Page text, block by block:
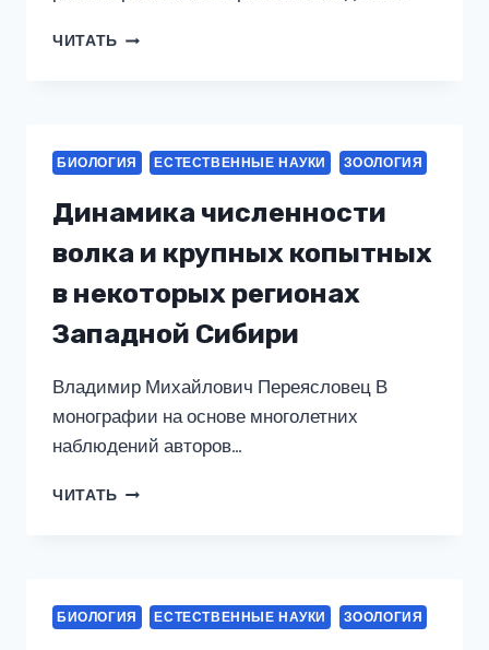
ЧИТАТЬ СОЦИАЛЬНЫЕ
БИОЛОГИЯ ЕСТЕСТВЕННЫЕ НАУКИ ЗООЛОГИЯ
Динамика численности
волка и крупных копытных
в некоторых регионах
Западной Сибири
Владимир Михайлович Переясловец В
монографии на основе многолетних
наблюдений авторов…
ЧИТАТЬ ДИНАМИКА
КОПЫТНЫХ
В
БИОЛОГИЯ ЕСТЕСТВЕННЫЕ НАУКИ ЗООЛОГИЯ